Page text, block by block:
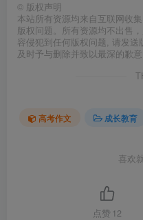
© 版权声明
本站所有资源均来自互联网收
版权问题。所有资源均不出售
容侵犯到任何版权问题, 请发
及时予与删除并致以最深的歉意
高考作文 成长教育
喜欢
点赞 12